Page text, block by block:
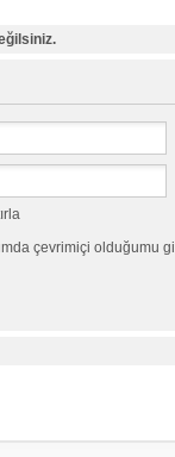
çevrimiçi olduğumu